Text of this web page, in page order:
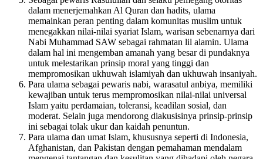
dalam menerjemahkan Al Quran dan hadits, ulama
memainkan peran penting dalam komunitas muslim untuk
menegakkan nilai-nilai syariat Islam, warisan sebenarnya dari
Nabi Muhammad SAW sebagai rahmatan lil alamin. Ulama
dalam hal ini mengemban amanah yang besar di pundaknya
untuk melestarikan prinsip moral yang tinggi dan
mempromosikan ukhuwah islamiyah dan ukhuwah insaniyah.
Para ulama sebagai pewaris nabi, warasatul anbiya, memiliki
kewajiban untuk terus mempromosikan nilai-nilai universal
Islam yaitu perdamaian, toleransi, keadilan sosial, dan
moderat. Selain juga mendorong diakusisinya prinsip-prinsip
ini sebagai tolak ukur dan kaidah penuntun.
Para ulama dan umat Islam, khususnya seperti di Indonesia,
Afghanistan, dan Pakistan dengan pemahaman mendalam